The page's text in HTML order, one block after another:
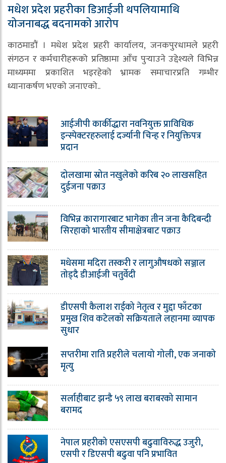
मधेश प्रदेश प्रहरीका डिआईजी थपलियामाथि
योजनाबद्ध बदनामको आरोप
काठमाडौं । मधेश प्रदेश प्रहरी कार्यालय, जनकपुरधामले प्रहरी
संगठन र कर्मचारीहरूको प्रतिष्ठामा आँच पुर्‍याउने उद्देश्यले विभिन्न
माध्यममा प्रकाशित भइरहेको भ्रामक समाचारप्रति गम्भीर
ध्यानाकर्षण भएको जनाएको..
आईजीपी कार्कीद्धारा नवनियुक्त प्राविधिक
इन्स्पेक्टरहरुलाई दर्ज्यानी चिन्ह र नियुक्तिपत्र
प्रदान
दोलखामा स्रोत नखुलेको करिब २० लाखसहित
दुईजना पक्राउ
विभिन्न कारागारबाट भागेका तीन जना कैदिबन्दी
सिरहाको भारतीय सीमाक्षेत्रबाट पक्राउ
मधेसमा मदिरा तस्करी र लागुऔषधको सञ्जाल
तोड्दै डीआईजी चतुर्वेदी
डीएसपी कैलाश राईको नेतृत्व र मुद्दा फाँटका
प्रमुख शिव कटेलको सक्रियताले लहानमा व्यापक
सुधार
सप्तरीमा राति प्रहरीले चलायो गोली, एक जनाको
मृत्यु
सर्लाहीबाट झन्डै ५९ लाख बराबरको सामान
बरामद
नेपाल प्रहरीको एसएसपी बढुवाविरुद्ध उजुरी,
एसपी र डिएसपी बढुवा पनि प्रभावित